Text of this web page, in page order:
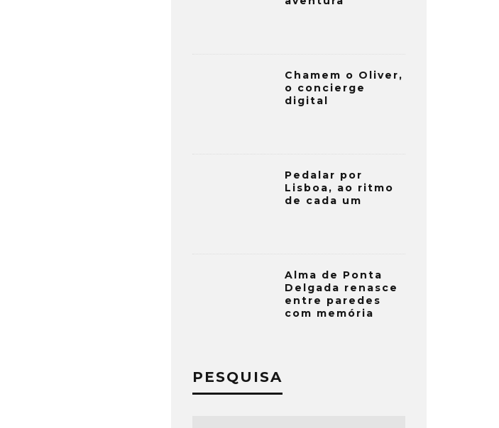
Chamem o Oliver,
o concierge
digital
Pedalar por
Lisboa, ao ritmo
de cada um
Alma de Ponta
Delgada renasce
entre paredes
com memória
PESQUISA